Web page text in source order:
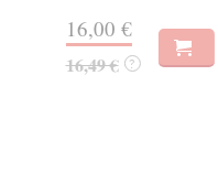
16,00 €
16,49 € ?